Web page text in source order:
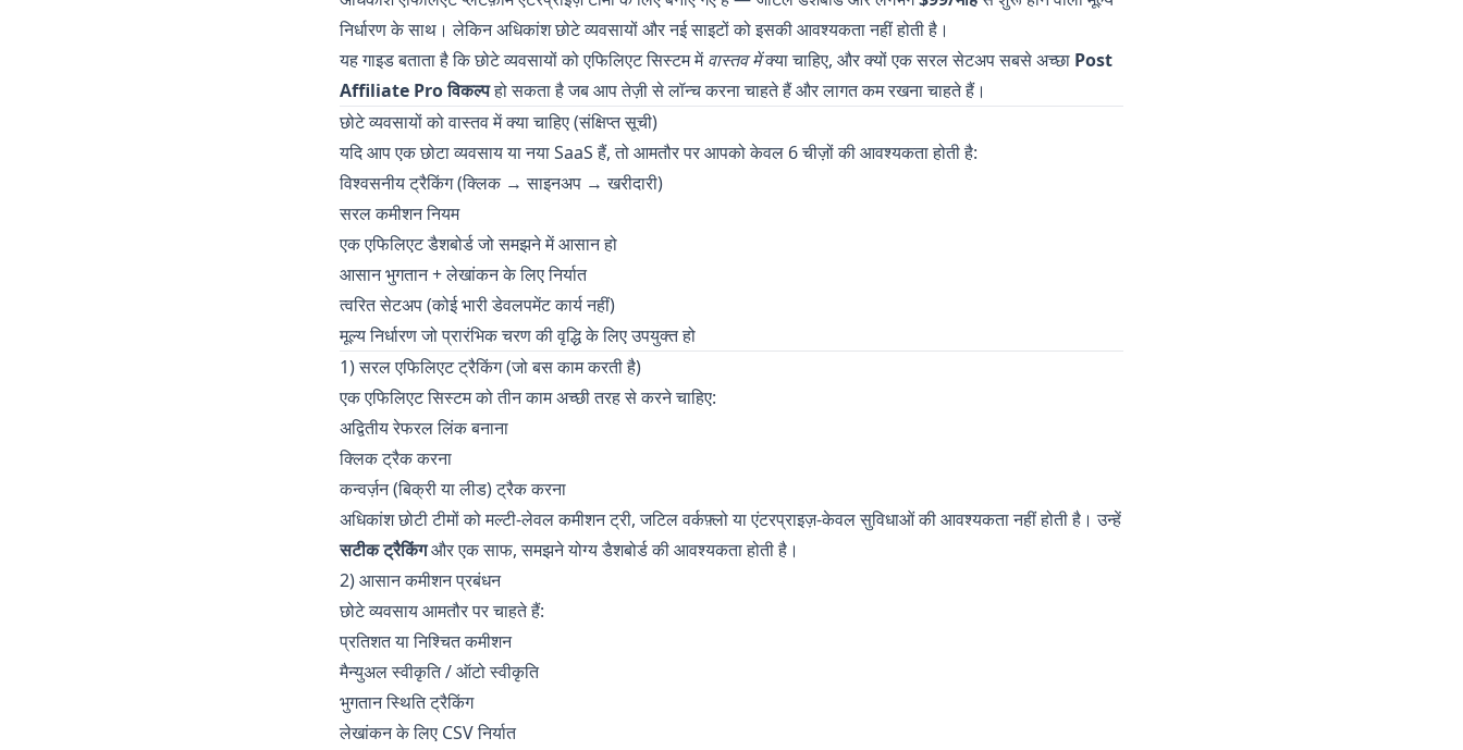
निर्धारण के साथ। लेकिन अधिकांश छोटे व्यवसायों और नई साइटों को इसकी आवश्यकता नहीं होती है।
यह गाइड बताता है कि छोटे व्यवसायों को एफिलिएट सिस्टम मेंवास्तव मेंक्या चाहिए, और क्यों एक सरल सेटअप सबसे अच्छा Post
Affiliate Pro विकल्पहो सकता है जब आप तेज़ी से लॉन्च करना चाहते हैं और लागत कम रखना चाहते हैं।
छोटे व्यवसायों को वास्तव में क्या चाहिए (संक्षिप्त सूची)
यदि आप एक छोटा व्यवसाय या नया SaaS हैं, तो आमतौर पर आपको केवल 6 चीज़ों की आवश्यकता होती है:
विश्वसनीय ट्रैकिंग (क्लिक → साइनअप → खरीदारी)
सरल कमीशन नियम
एक एफिलिएट डैशबोर्ड जो समझने में आसान हो
आसान भुगतान + लेखांकन के लिए निर्यात
त्वरित सेटअप (कोई भारी डेवलपमेंट कार्य नहीं)
मूल्य निर्धारण जो प्रारंभिक चरण की वृद्धि के लिए उपयुक्त हो
1) सरल एफिलिएट ट्रैकिंग (जो बस काम करती है)
एक एफिलिएट सिस्टम को तीन काम अच्छी तरह से करने चाहिए:
अद्वितीय रेफरल लिंक बनाना
क्लिक ट्रैक करना
कन्वर्ज़न (बिक्री या लीड) ट्रैक करना
अधिकांश छोटी टीमों को मल्टी-लेवल कमीशन ट्री, जटिल वर्कफ़्लो या एंटरप्राइज़-केवल सुविधाओं की आवश्यकता नहीं होती है। उन्हें
सटीक ट्रैकिंगऔर एक साफ, समझने योग्य डैशबोर्ड की आवश्यकता होती है।
2) आसान कमीशन प्रबंधन
छोटे व्यवसाय आमतौर पर चाहते हैं:
प्रतिशत या निश्चित कमीशन
मैन्युअल स्वीकृति / ऑटो स्वीकृति
भुगतान स्थिति ट्रैकिंग
लेखांकन के लिए CSV निर्यात